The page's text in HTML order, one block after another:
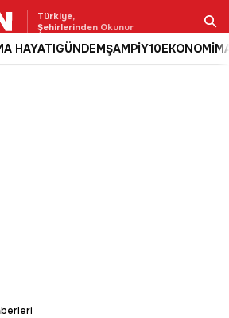
Türkiye,
Şehirlerinden Okunur
HAYATIGÜNDEMŞAMPİY10EKONOMİ
Ara